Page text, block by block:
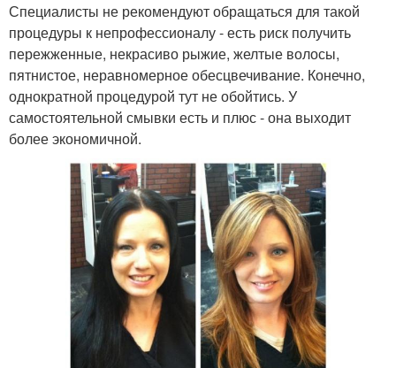
Специалисты не рекомендуют обращаться для такой
процедуры к непрофессионалу - есть риск получить
пережженные, некрасиво рыжие, желтые волосы,
пятнистое, неравномерное обесцвечивание. Конечно,
однократной процедурой тут не обойтись. У
самостоятельной смывки есть и плюс - она выходит
более экономичной.